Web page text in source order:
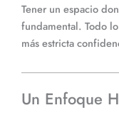
Tener un espacio
fundamental. Todo
más estricta
Un Enfoque